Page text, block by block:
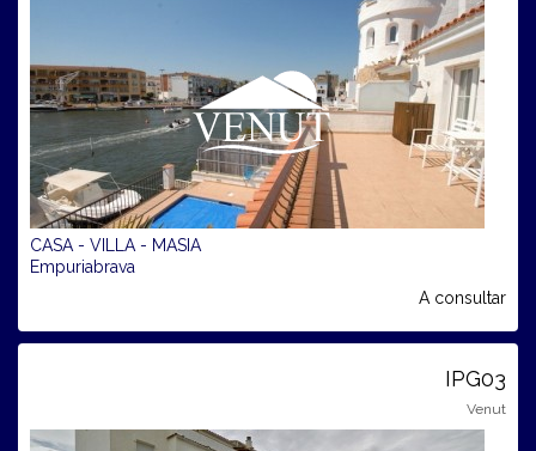
CASA - VILLA - MASIA
Empuriabrava
A consultar
IPG03
Venut